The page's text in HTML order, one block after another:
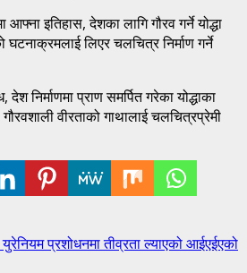
आफ्ना इतिहास, देशका लागि गौरव गर्ने योद्धा
लिएर चलचित्र निर्माण गर्ने
निर्माणमा प्राण समर्पित गरेका योद्धाका
वीरताको गाथालाई चलचित्रप्रेमी
प्रशोधनमा तीव्रता ल्याएको आईएईएको